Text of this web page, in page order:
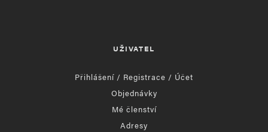
UŽIVATEL
Přihlášení / Registrace / Účet
Objednávky
Mé členství
Adresy